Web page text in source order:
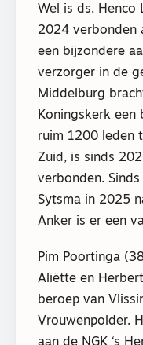
Wel is ds. Henco
2024 verbonden
een bijzondere
verzorger in de
Middelburg
Koningskerk een
ruim 1200 leden
Zuid, is sinds
verbonden.
Sytsma in 2025
Anker is er een
Pim Poortinga
Aliëtte en
beroep van
Vrouwenpolder.
aan de NGK ‘s